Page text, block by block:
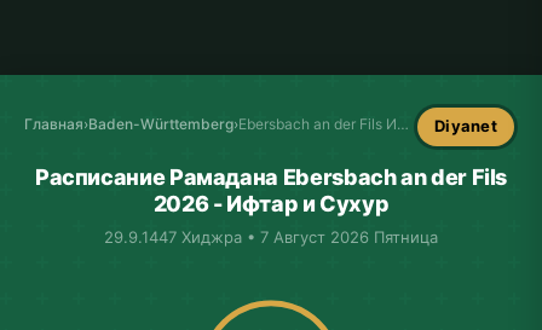
Главная›Baden-Württemberg› Ebersbach an der Fils Имсакие Diyanet
Расписание Рамадана Ebersbach an der Fils
2026 - Ифтар и Сухур
29.9.1447 Хиджра • 7 Август 2026 Пятница